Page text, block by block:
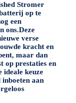
Stromer
op te
een
ons.Deze
verse
kracht en
maar dan
op prestaties en
ideale keuze
aan